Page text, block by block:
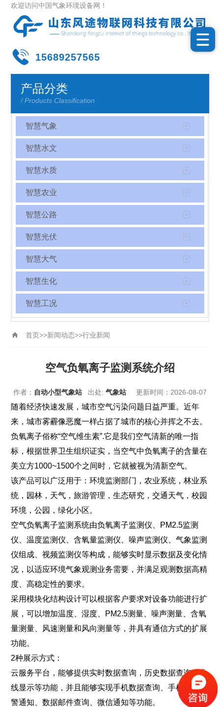
欢迎访问中国气象环境设备网！
15689257565
产品分类
/ Products Classification
智慧气象
智慧水文
智慧水质
智慧农业
智慧公路
智慧光伏
智慧大气
智慧生化
智慧工况
首页>>新闻动态>>行业新闻
空气负氧离子监测系统介绍
作者： 自动小型气象站 出处: 气象站 更新时间：2026-08-07
随着经济快速发展，城市空气污染问题日益严重。近年
来，城市雾霾像恶魔一样占据了城市的核心并挥之不去。
负氧离子俗称“空气维生素”.它是我们空气清新的唯一指
标，根据世界卫生组织证实，当空气中负氧离子的含量在
美立方1000~1500个之间时，它就被视为清新空气。
该产品可以广泛用于：环境监测部门，农业系统，林业系
统，园林，天气，旅游管理，生态研究，交通天气，校园
环境，公园，绿化小区。
空气负氧离子监测系统由负氧离子监测仪、PM2.5监测
仪、温度监测仪、含氧量监测仪、噪声监测仪、气象监测
仪组成、视频监测仪等构成，能够实时显示数据及变化情
况，以适应环境气象观测业务需要，并满足观测数据高精
度、高稳定性的要求。
采用模块化结构设计可以根据客户要求对设备功能进行扩
展，可以增加温度、湿度、PM2.5测量、噪声测量、含氧
量测量、风速测量和风向测量等，并具有通信方式的扩展
功能。
2种展示方式：
云服务平台，能够提供实时数据查询，历史数据查询，曲
线显示等功能，并且能够实现手机数据查询、手机量程报
警通知、数据邮件查询、微信通知等功能。